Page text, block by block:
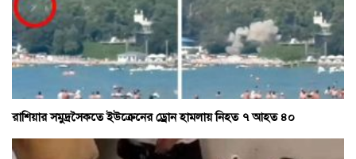
রাশিয়ার সমুদ্রসৈকতে ইউক্রেনের ড্রোন হামলায় নিহত ৭ আহত ৪০